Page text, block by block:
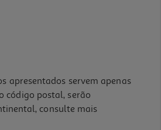
apresentados servem apenas
código postal, serão
consulte mais